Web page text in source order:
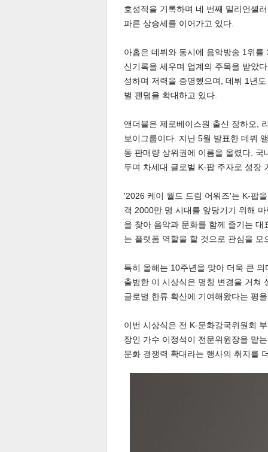
인
스북 터 공 공유 버블
달기
호성적을 기록하며 네 번째 밀리언셀
파른 상승세를 이어가고 있다.
아홉은 데뷔와 동시에 음악방송 1위
신기록을 세우며 업계의 주목을 받았
성하며 저력을 증명했으며, 데뷔 1년
벌 팬덤을 확대하고 있다.
앤더블은 제로베이스원 출신 장하오,
보이그룹이다. 지난 5월 발표한 데뷔
동 판매량 상위권에 이름을 올렸다.
두며 차세대 글로벌 K-팝 주자로 성장
'2026 케이 월드 드림 어워즈'는 K-팝
객 2000만 명 시대를 앞당기기 위해
을 찾아 음악과 문화를 함께 즐기는
는 플랫폼 역할을 할 것으로 관심을 모
특히 올해는 10주년을 맞아 더욱 큰
출범한 이 시상식은 명칭 변경을 거쳐
글로벌 한류 확산에 기여해왔다는 평
이번 시상식은 전 K-문화강국위원회
장인 가수 이정석이 전문위원장을 맡
문화 경쟁력 확대라는 행사의 취지를